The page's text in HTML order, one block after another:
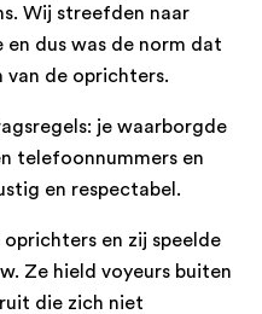
Wij streefden naar
dus was de norm dat
van de oprichters.
je waarborgde
telefoonnummers en
en respectabel.
en zij speelde
Ze hield voyeurs buiten
die zich niet